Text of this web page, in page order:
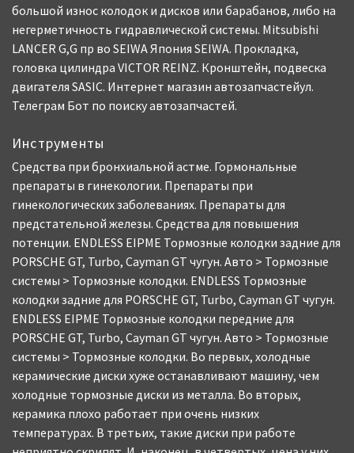
большой износ колодок и дисков или барабанов, либо на
негерметичность гидравлической системы. Mitsubishi
LANCER G,G пр во SEIWA Япония SEIWA. Прокладка,
головка цилиндра VICTOR REINZ. Кронштейн, подвеска
двигателя SASIC. Интернет магазин автозапчастейул.
Телеграм Бот по поиску автозапчастей.
Инструменты
Средства при бронхиальной астме. Гормональные
препараты в гинекологии. Препараты при
гинекологических заболеваниях. Препараты для
предстательной железы. Средства для повышения
потенции. ENDLESS EIPME Тормозные колодки задние для
PORSCHE GT, Turbo, Cayman GT чугун. Авто > Тормозные
системы > Тормозные колодки. ENDLESS Тормозные
колодки задние для PORSCHE GT, Turbo, Cayman GT чугун.
ENDLESS EIPME Тормозные колодки передние для
PORSCHE GT, Turbo, Cayman GT чугун. Авто > Тормозные
системы > Тормозные колодки. Во первых, холодные
керамические диски хуже останавливают машину, чем
холодные тормозные диски из металла. Во вторых,
керамика плохо работает при очень низких
температурах. В третьих, такие диски при работе